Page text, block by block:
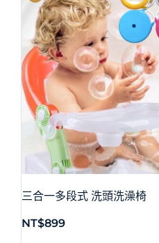
三合一多段式 洗頭洗澡椅
NT$899